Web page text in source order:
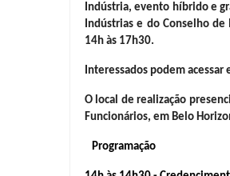
Indústria, evento híbrido e
Indústrias e do Conselho
14h às 17h30.
Interessados podem
O local de realização
Funcionários, em Belo
Programação